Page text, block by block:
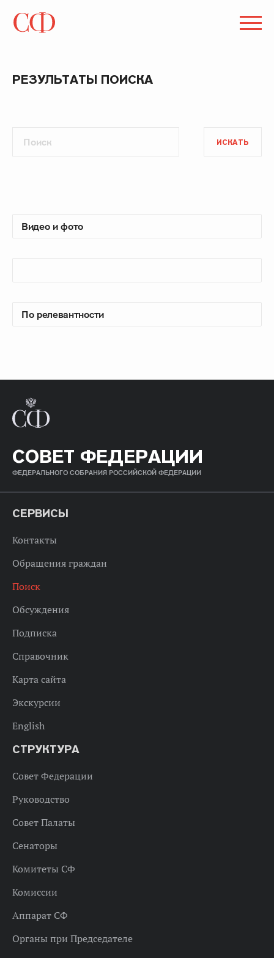
РЕЗУЛЬТАТЫ ПОИСКА
ИСКАТЬ
СОВЕТ ФЕДЕРАЦИИ
ФЕДЕРАЛЬНОГО СОБРАНИЯ РОССИЙСКОЙ ФЕДЕРАЦИИ
СЕРВИСЫ
Контакты
Обращения граждан
Поиск
Обсуждения
Подписка
Справочник
Карта сайта
Экскурсии
English
СТРУКТУРА
Совет Федерации
Руководство
Совет Палаты
Сенаторы
Комитеты СФ
Комиссии
Аппарат СФ
Органы при Председателе